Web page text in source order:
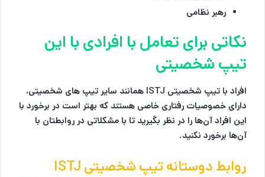
رهبر نظامی
نکاتی برای تعامل با افرادی با این
تیپ شخصیتی
افراد با تیپ شخصیتی ISTJ همانند سایر تیپ های شخصیتی،
دارای خصوصیات رفتاری خاصی هستند که بهتر است در برخورد با
این افراد آن‌ها را در نظر بگیرید تا با مشکلاتی در روابطتان با
آن‌ها برخورد نکنید.
روابط دوستانه تیپ شخصیتی ISTJ